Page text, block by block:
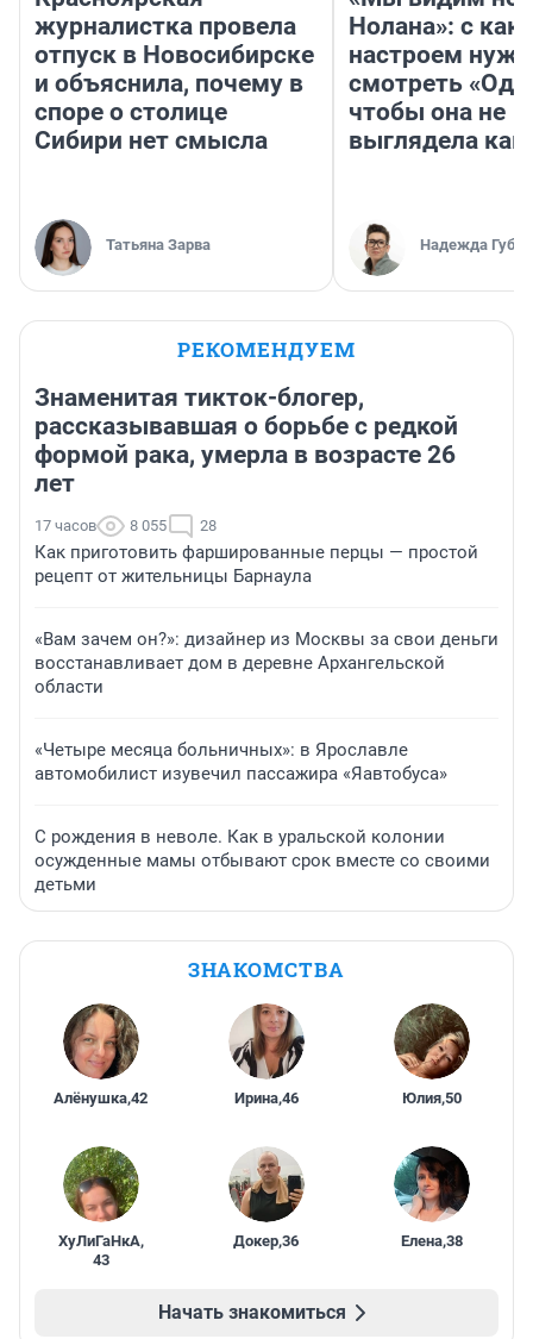
журналистка провела
отпуск в Новосибирске
и объяснила, почему в
споре о столице
Сибири нет смысла
Татьяна Зарва
Нолана»: с
настроем
смотреть
чтобы она не
выглядела как
Надежда
РЕКОМЕНДУЕМ
Знаменитая тикток-блогер,
рассказывавшая о борьбе с редкой
формой рака, умерла в возрасте 26
лет
17 часов 8 055 28
Как приготовить фаршированные перцы — простой
рецепт от жительницы Барнаула
«Вам зачем он?»: дизайнер из Москвы за свои деньги
восстанавливает дом в деревне Архангельской
области
«Четыре месяца больничных»: в Ярославле
автомобилист изувечил пассажира «Яавтобуса»
С рождения в неволе. Как в уральской колонии
осужденные мамы отбывают срок вместе со своими
детьми
ЗНАКОМСТВА
Алёнушка,42 Ирина,46 Юлия,50
ХуЛиГаНкА,
43
Докер,36 Елена,38
Начать знакомиться